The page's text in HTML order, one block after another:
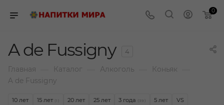
0
A de Fussigny 4
Главная Каталог Алкоголь Коньяк
A de Fussigny
10 лет 15 лет (1) 20 лет 25 лет 3 года (39) 5 лет
VS